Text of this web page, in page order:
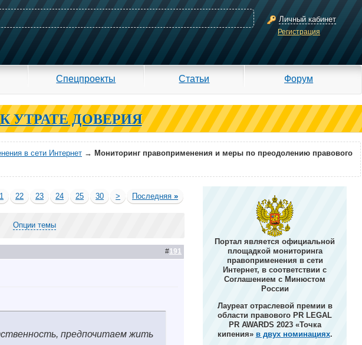
Личный кабинет
Регистрация
Спецпроекты Статьи Форум
УТРАТЕ ДОВЕРИЯ
в сети Интернет → Мониторинг правоприменения и меры по преодолению правового
22 23 24 25 30 > Последняя»
Опции темы
#191
предпочитаем жить
Портал является официальной
площадкой мониторинга
правоприменения в сети
Интернет, в соответствии с
Соглашением с Минюстом
России
Лауреат отраслевой премии в
области правового PR LEGAL
PR AWARDS 2023 «Точка
кипения» в двух номинациях.